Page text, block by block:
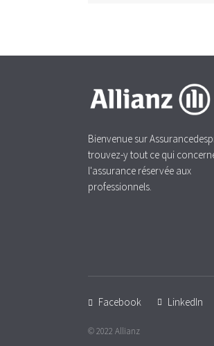
Bienvenue sur
trouvez-y tout ce qui
l'assurance réservée aux
professionnels.
Facebook LinkedIn
© 2022 Allianz